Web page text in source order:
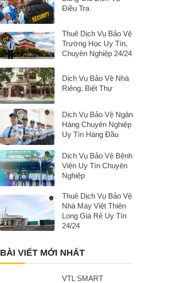
Điều Tra
Thuê Dịch Vụ Bảo Vệ
Trường Học Uy Tín,
Chuyên Nghiệp 24/24
Dịch Vụ Bảo Vệ Nhà
Riêng, Biệt Thự
Dịch Vụ Bảo Vệ Ngân
Hàng Chuyên Nghiệp
Uy Tín Hàng Đầu
Dịch Vụ Bảo Vệ Bệnh
Viện Uy Tín Chuyên
Nghiệp
Thuê Dịch Vụ Bảo Vệ
Nhà Máy Việt Thiên
Long Giá Rẻ Uy Tín
24/24
BÀI VIẾT MỚI NHẤT
VTL SMART